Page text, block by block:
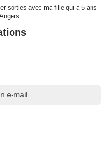
sorties avec ma fille qui a 5 ans
e-mail